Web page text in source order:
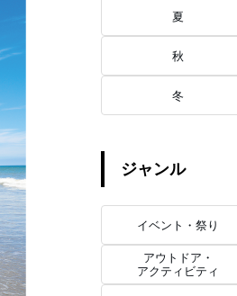
夏
秋
冬
ジャンル
イベント・祭り
アウトドア・
アクティビティ